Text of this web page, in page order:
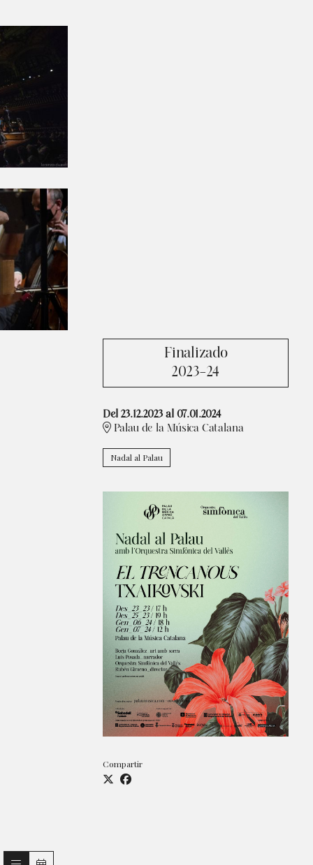
Finalizado
2023-24
Del 23.12.2023 al 07.01.2024
Palau de la Música Catalana
Nadal al Palau
Compartir